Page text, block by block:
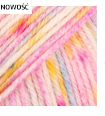
NOWOŚĆ